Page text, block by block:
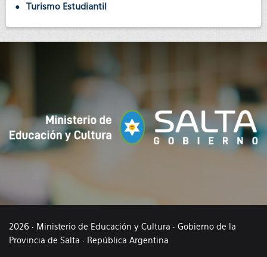
Turismo Estudiantil
2026 · Ministerio de Educación y Cultura · Gobierno de la
Provincia de Salta · República Argentina